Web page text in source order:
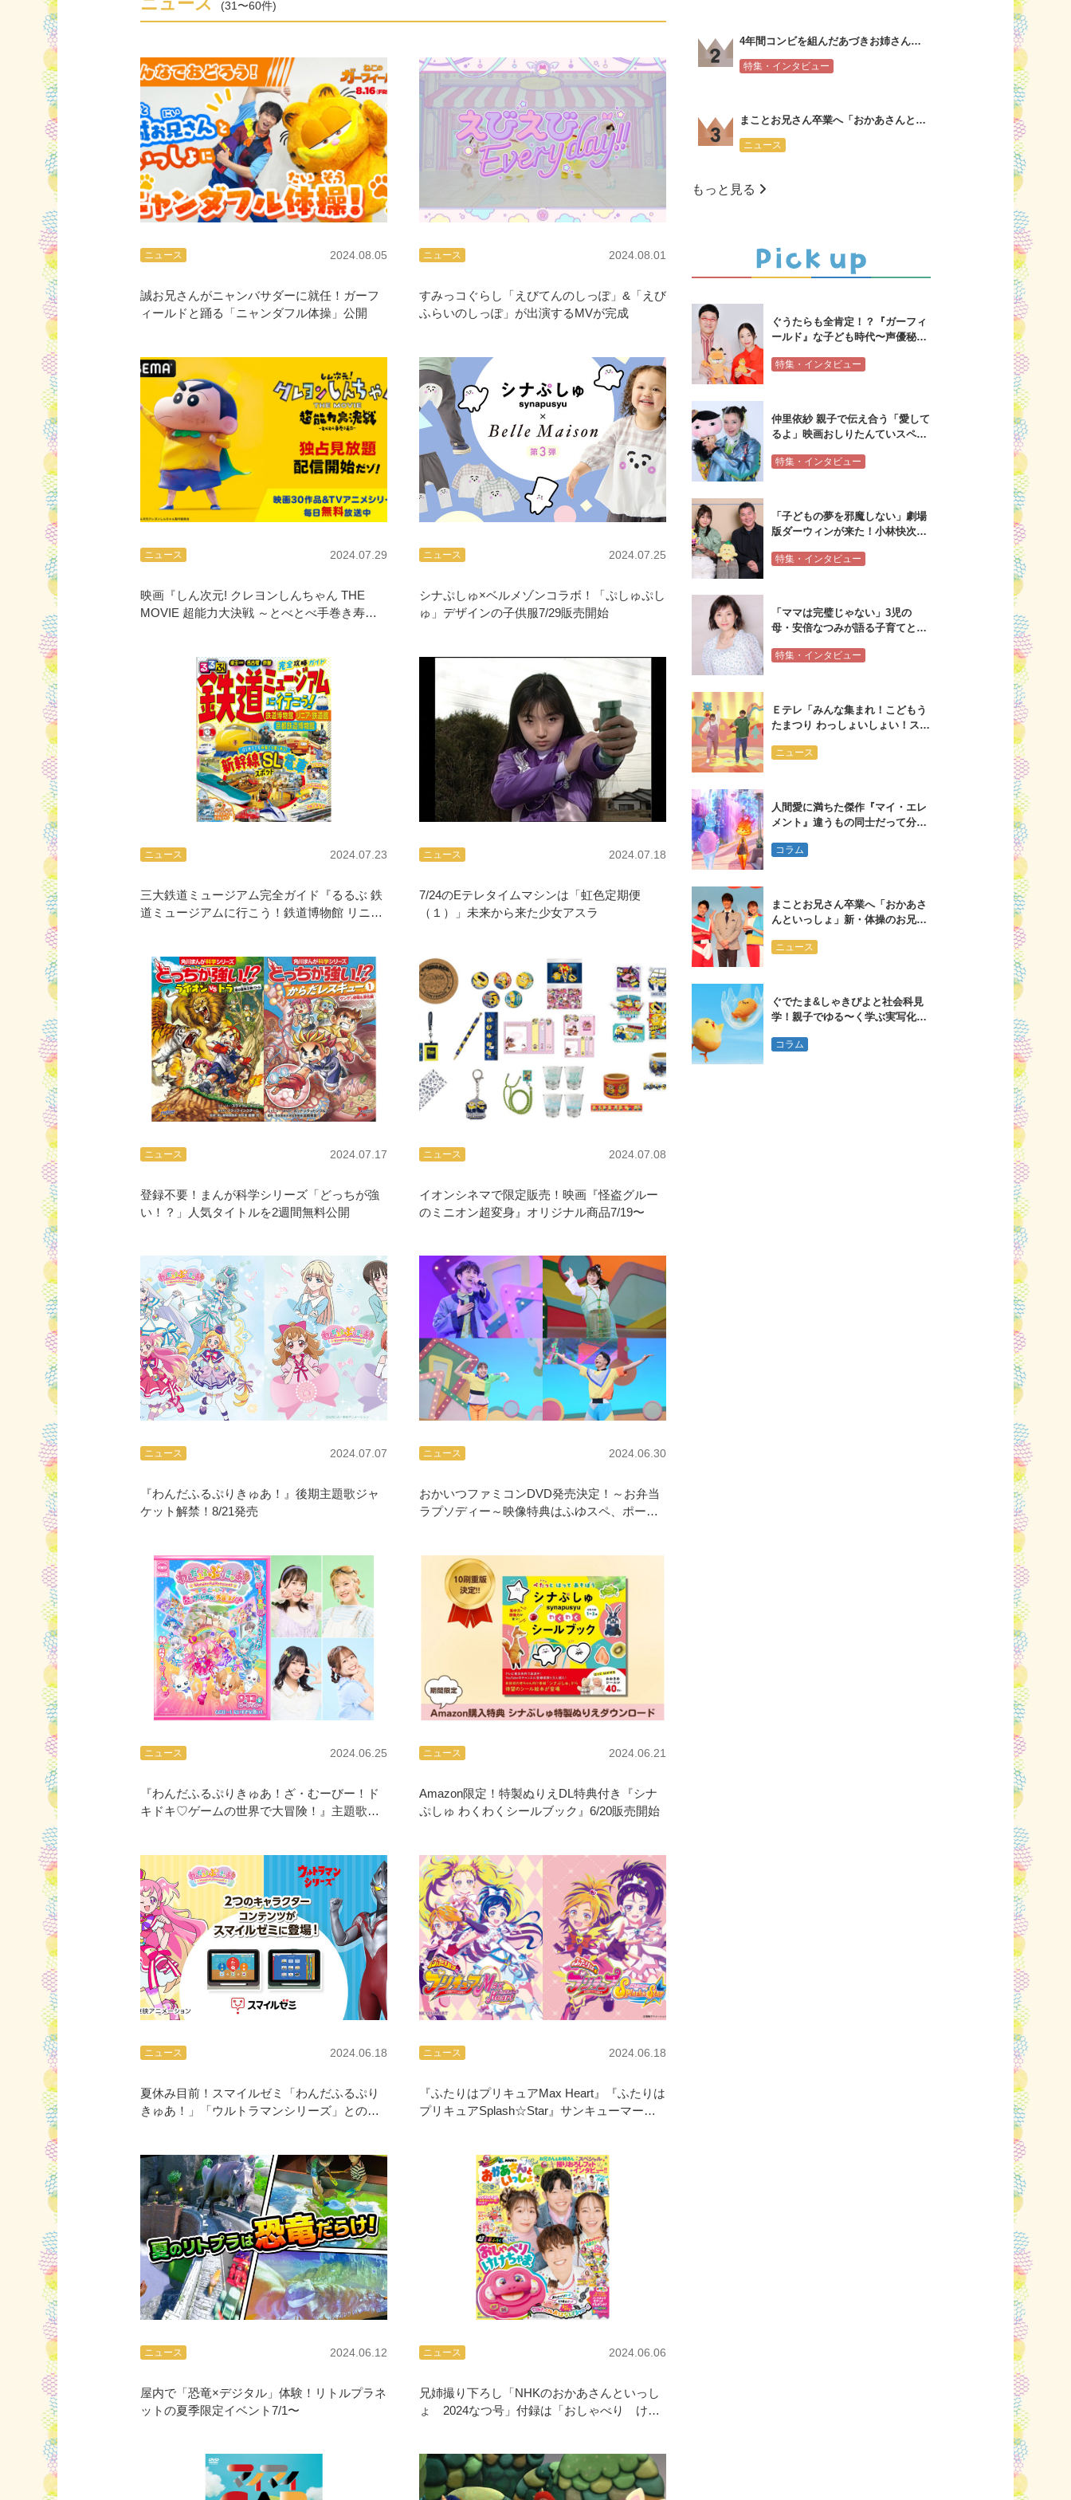
(31〜60件)
ニュース 2024.08.05
誠お兄さんがニャンバサダーに就任！ガーフ
ィールドと踊る「ニャンダフル体操」公開
ニュース 2024.08.01
すみっコぐらし「えびてんのしっぽ」&「えび
ふらいのしっぽ」が出演するMVが完成
ニュース 2024.07.29
映画『しん次元! クレヨンしんちゃん THE
MOVIE 超能力大決戦 ～とべとべ手巻き寿司
ニュース 2024.07.25
シナぷしゅ×ベルメゾンコラボ！「ぷしゅぷし
ゅ」デザインの子供服7/29販売開始
ニュース 2024.07.23
三大鉄道ミュージアム完全ガイド『るるぶ 鉄
道ミュージアムに行こう！鉄道博物館 リニ
ニュース 2024.07.18
7/24のEテレタイムマシンは「虹色定期便
（１）」未来から来た少女アスラ
ニュース 2024.07.17
登録不要！まんが科学シリーズ「どっちが強
い！？」人気タイトルを2週間無料公開
ニュース 2024.07.08
イオンシネマで限定販売！映画『怪盗グルー
のミニオン超変身』オリジナル商品7/19〜
ニュース 2024.07.07
『わんだふるぷりきゅあ！』後期主題歌ジャ
ケット解禁！8/21発売
ニュース 2024.06.30
おかいつファミコンDVD発売決定！～お弁当
ラプソディー～映像特典はふゆスペ、ポーズ
ニュース 2024.06.25
『わんだふるぷりきゅあ！ざ・むーびー！ド
キドキ♡ゲームの世界で大冒険！』主題歌＆
ニュース 2024.06.21
Amazon限定！特製ぬりえDL特典付き『シナ
ぷしゅ わくわくシールブック』6/20販売開始
ニュース 2024.06.18
夏休み目前！スマイルゼミ「わんだふるぷり
きゅあ！」「ウルトラマンシリーズ」とのコ
ニュース 2024.06.18
『ふたりはプリキュアMax Heart』『ふたりは
プリキュアSplash☆Star』サンキューマート
ニュース 2024.06.12
屋内で「恐竜×デジタル」体験！リトルプラネ
ットの夏季限定イベント7/1〜
ニュース 2024.06.06
兄姉撮り下ろし「NHKのおかあさんといっし
ょ 2024なつ号」付録は「おしゃべり けけ
4年間コンビを組んだあづきお姉さんからまことお兄さんへ会見コメント
特集・インタビュー
まことお兄さん卒業へ「おかあさんといっしょ」新・体操のお兄さんは大学３年生
ニュース
もっと見る
ぐうたらも全肯定！？『ガーフィ
ールド』な子ども時代〜声優秘話
ルインタビュー
特集・インタビュー
仲里依紗 親子で伝え合う「愛して
るよ」映画おしりたんていスペシ
特集・インタビュー
「子どもの夢を邪魔しない」劇場
版ダーウィンが来た！小林快次×
インタビュー
特集・インタビュー
「ママは完璧じゃない」3児の
母・安倍なつみが語る子育てとエ
特集・インタビュー
Ｅテレ「みんな集まれ！こどもう
たまつり わっしょいしょい！スペ
売！
ニュース
人間愛に満ちた傑作『マイ・エレ
メント』違うもの同士だって分か
コラム
まことお兄さん卒業へ「おかあさ
んといっしょ」新・体操のお兄さ
ニュース
ぐでたま&しゃきぴよと社会科見
学！親子でゆる〜く学ぶ実写化ド
コラム